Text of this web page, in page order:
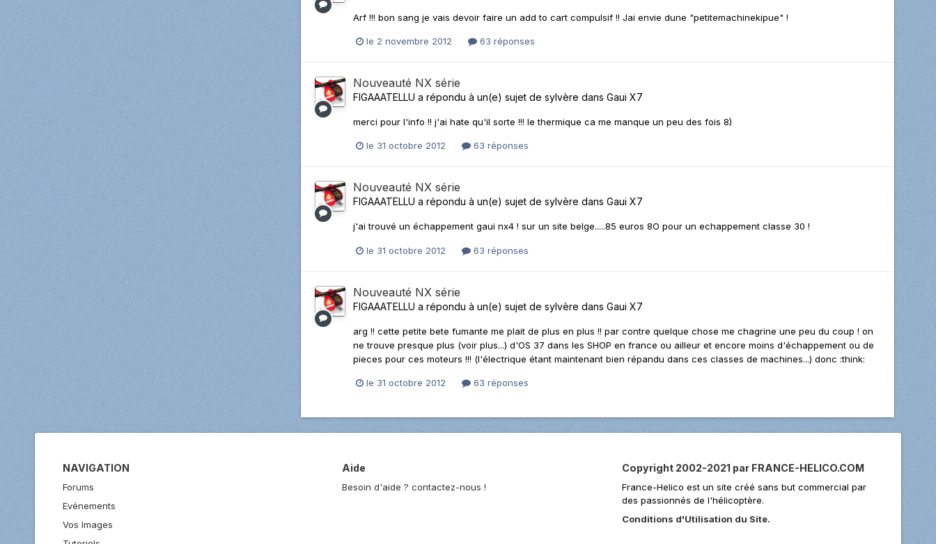
Arf !!! bon sang je vais devoir faire un add to cart compulsif !! Jai envie dune "petitemachinekipue" !
le 2 novembre 2012 63 réponses
Nouveauté NX série
FIGAAATELLU a répondu à un(e) sujet de sylvère dans Gaui X7
merci pour l'info !! j'ai hate qu'il sorte !!! le thermique ca me manque un peu des fois 8)
le 31 octobre 2012 63 réponses
Nouveauté NX série
FIGAAATELLU a répondu à un(e) sujet de sylvère dans Gaui X7
j'ai trouvé un échappement gaui nx4 ! sur un site belge.....85 euros 8O pour un echappement classe 30 !
le 31 octobre 2012 63 réponses
Nouveauté NX série
FIGAAATELLU a répondu à un(e) sujet de sylvère dans Gaui X7
arg !! cette petite bete fumante me plait de plus en plus !! par contre quelque chose me chagrine une peu du coup ! on
ne trouve presque plus (voir plus...) d'OS 37 dans les SHOP en france ou ailleur et encore moins d'échappement ou de
pieces pour ces moteurs !!! (l'électrique étant maintenant bien répandu dans ces classes de machines...) donc :think:
le 31 octobre 2012 63 réponses
NAVIGATION
Forums
Evénements
Vos Images
Aide
Besoin d'aide ? contactez-nous !
Copyright 2002-2021 par FRANCE-HELICO.COM
France-Helico est un site créé sans but commercial par
des passionnés de l'hélicoptère.
Conditions d'Utilisation du Site.